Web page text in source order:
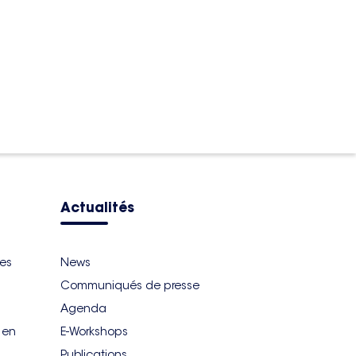
Actualités
News
Communiqués de presse
Agenda
E-Workshops